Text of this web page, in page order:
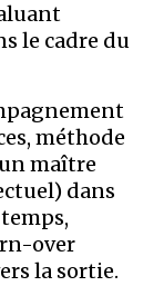
le cadre du
méthode
maître
dans
over
la sortie.